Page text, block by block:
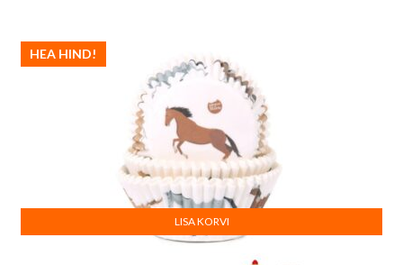
HEA HIND!
LISA KORVI